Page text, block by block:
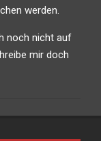
werden.
noch nicht auf
mir doch